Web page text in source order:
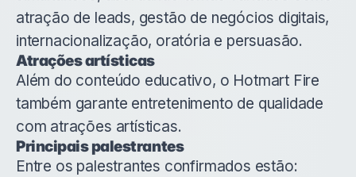
atração de leads, gestão de negócios digitais,
internacionalização, oratória e persuasão.
Atrações artísticas
Além do conteúdo educativo, o Hotmart Fire
também garante entretenimento de qualidade
com atrações artísticas.
Principais palestrantes
Entre os palestrantes confirmados estão: